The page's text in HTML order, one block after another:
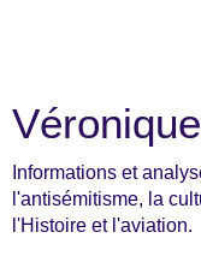
Informations et
l'antisémitisme, la
l'Histoire et l'aviation.